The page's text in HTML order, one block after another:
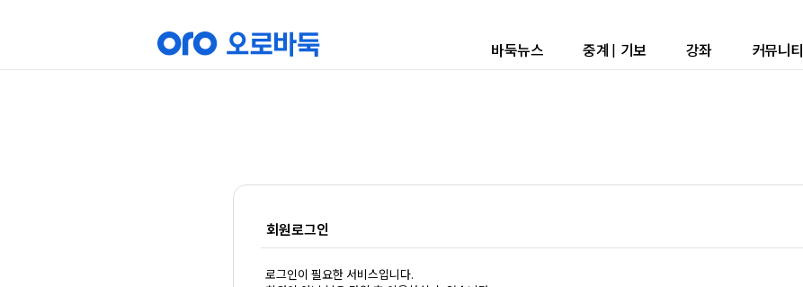
바둑뉴스 중계 | 기보 강좌 커뮤니티
회원로그인
로그인이 필요한 서비스입니다.